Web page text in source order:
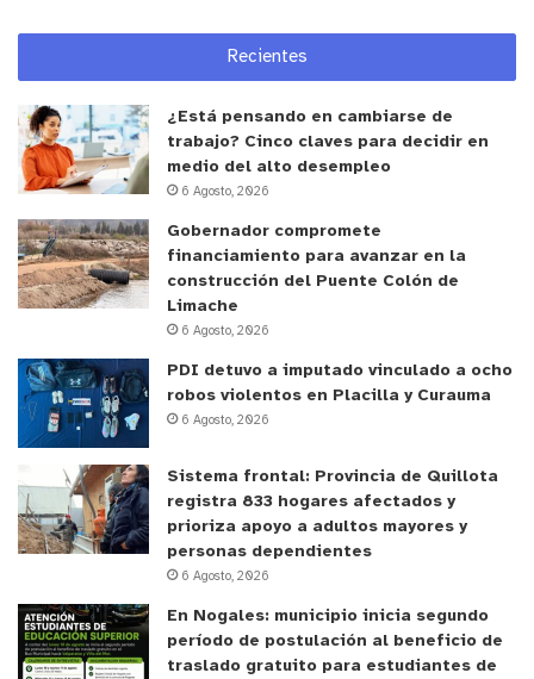
Recientes
¿Está pensando en cambiarse de
trabajo? Cinco claves para decidir en
medio del alto desempleo
6 Agosto, 2026
Gobernador compromete
financiamiento para avanzar en la
construcción del Puente Colón de
Limache
6 Agosto, 2026
PDI detuvo a imputado vinculado a ocho
robos violentos en Placilla y Curauma
6 Agosto, 2026
Sistema frontal: Provincia de Quillota
registra 833 hogares afectados y
prioriza apoyo a adultos mayores y
personas dependientes
6 Agosto, 2026
En Nogales: municipio inicia segundo
período de postulación al beneficio de
traslado gratuito para estudiantes de